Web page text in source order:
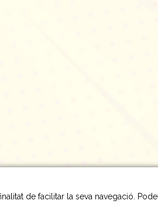
de facilitar la seva navegació.